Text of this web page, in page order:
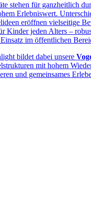
stehen für ganzheitlich
Erlebniswert.
eröffnen vielseitige
Kinder jeden Alters –
im öffentlichen
bildet dabei unsere
mit hohem
und gemeinsames